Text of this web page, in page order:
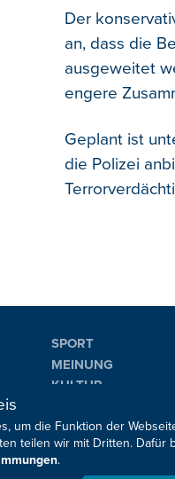
Der
an, dass die
ausgeweitet
engere
Geplant ist
die Polizei
SPORT
MEINUNG
KULTUR
oder Anmerkungen?
um die Funktion der
teilen wir mit Dritten.
.